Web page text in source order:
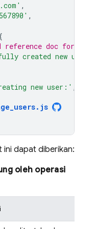
,
,
reference doc for the
created new
new user:' ,
. js
ini dapat diberikan:
oleh operasi